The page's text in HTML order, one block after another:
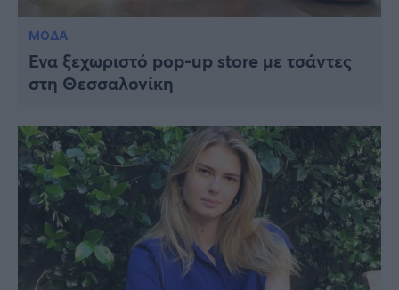
ΜΟΔΑ
Ένα ξεχωριστό pop-up store με τσάντες
στη Θεσσαλονίκη